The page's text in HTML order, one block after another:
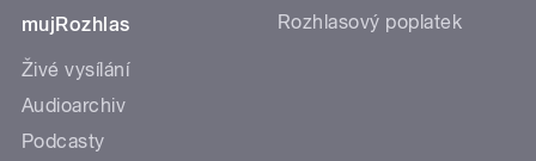
mujRozhlas
Živé vysílání
Audioarchiv
Podcasty
Rozhlasový poplatek